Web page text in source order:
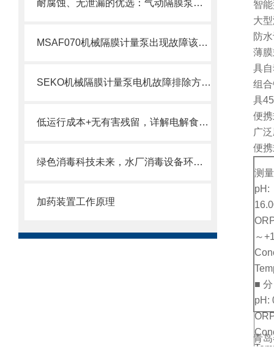
耐腐蚀、无泄漏的优选：气动隔膜泵在化工领域的稳定传输解决方案
MSAF070机械隔膜计量泵出现故障该如何处理呢？
SEKO机械隔膜计量泵电机故障排除方法2
低运行成本+无有害残留，详解电解食盐水处理消毒设备在饮用水消毒中的核心优势
绿色消毒科技未来，水厂消毒设备环保高效
加药装置工作原理
智
大
防
薄
具
组
具
便
广
便
测
pH:
～
■
pH:
青